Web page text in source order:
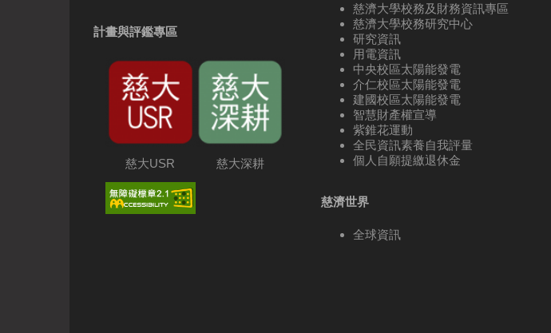
計畫與評鑑專區
慈大USR 慈大深耕
慈濟大學校務及財務資訊專區
慈濟大學校務研究中心
研究資訊
用電資訊
中央校區太陽能發電
介仁校區太陽能發電
建國校區太陽能發電
智慧財產權宣導
紫錐花運動
全民資訊素養自我評量
個人自願提繳退休金
慈濟世界
全球資訊